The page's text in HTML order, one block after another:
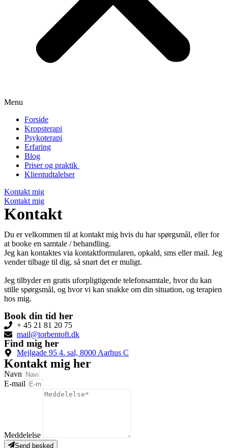
Menu
Forside
Kropsterapi
Psykoterapi
Erfaring
Blog
Priser og praktik
Klientudtalelser
Kontakt mig
Kontakt mig
Kontakt
Du er velkommen til at kontakt mig hvis du har spørgsmål, eller for
at booke en samtale / behandling.
Jeg kan kontaktes via kontaktformularen, opkald, sms eller mail. Jeg
vender tilbage til dig, så snart det er muligt.
Jeg tilbyder en gratis uforpligtigende telefonsamtale, hvor du kan
stille spørgsmål, og hvor vi kan snakke om din situation, og terapien
hos mig.
Book din tid her
+ 45 21 81 20 75
mail@torbentoft.dk
Find mig her
Mejlgade 95 4. sal, 8000 Aarhus C
Kontakt mig her
Navn
E-mail
Meddelelse
Send besked